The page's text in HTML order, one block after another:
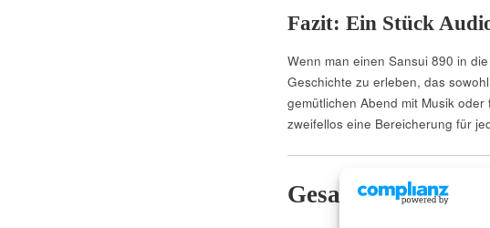
Fazit: Ein Stück
Wenn man einen Sansui 890 in
Geschichte zu erleben, das
gemütlichen Abend mit Musik
zweifellos eine Bereicherung für
Gesamttabelle –